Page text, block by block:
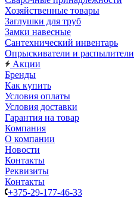
Хозяйственные товары
Заглушки для труб
Замки навесные
Сантехнический инвентарь
Опрыскиватели и распылители
Акции
Бренды
Как купить
Условия оплаты
Условия доставки
Гарантия на товар
Компания
О компании
Новости
Контакты
Реквизиты
Контакты
+375-29-177-46-33